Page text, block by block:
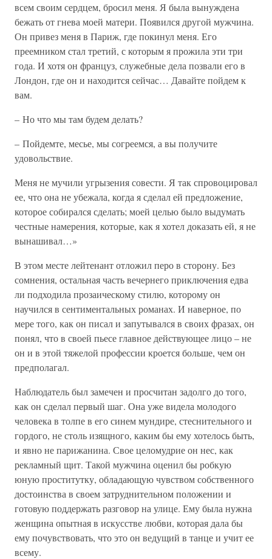
всем своим сердцем, бросил меня. Я была вынуждена
бежать от гнева моей матери. Появился другой мужчина.
Он привез меня в Париж, где покинул меня. Его
преемником стал третий, с которым я прожила эти три
года. И хотя он француз, служебные дела позвали его в
Лондон, где он и находится сейчас… Давайте пойдем к
вам.
– Но что мы там будем делать?
– Пойдемте, месье, мы согреемся, а вы получите
удовольствие.
Меня не мучили угрызения совести. Я так спровоцировал
ее, что она не убежала, когда я сделал ей предложение,
которое собирался сделать; моей целью было выдумать
честные намерения, которые, как я хотел доказать ей, я не
вынашивал…»
В этом месте лейтенант отложил перо в сторону. Без
сомнения, остальная часть вечернего приключения едва
ли подходила прозаическому стилю, которому он
научился в сентиментальных романах. И наверное, по
мере того, как он писал и запутывался в своих фразах, он
понял, что в своей пьесе главное действующее лицо – не
он и в этой тяжелой профессии кроется больше, чем он
предполагал.
Наблюдатель был замечен и просчитан задолго до того,
как он сделал первый шаг. Она уже видела молодого
человека в толпе в его синем мундире, стеснительного и
гордого, не столь изящного, каким бы ему хотелось быть,
и явно не парижанина. Свое целомудрие он нес, как
рекламный щит. Такой мужчина оценил бы робкую
юную проститутку, обладающую чувством собственного
достоинства в своем затруднительном положении и
готовую поддержать разговор на улице. Ему была нужна
женщина опытная в искусстве любви, которая дала бы
ему почувствовать, что это он ведущий в танце и учит ее
всему.